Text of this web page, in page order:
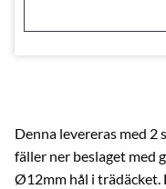
Denna levereras med
fäller ner beslaget med
Ø12mm hål i trädäcket.